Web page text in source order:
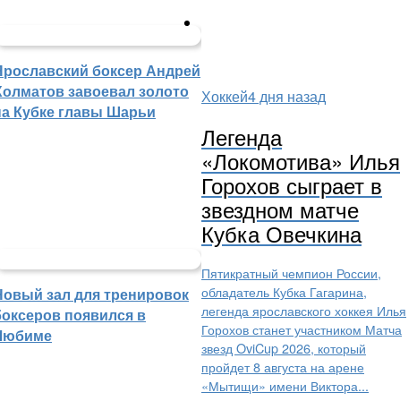
боксер Андрей
завоевал золото
Кубке главы Шарьи
зал для тренировок
появился в
Хоккей4 дня назад
Легенда
«Локомотива» Илья
Горохов сыграет в
звездном матче
Кубка Овечкина
Пятикратный чемпион России,
обладатель Кубка Гагарина,
легенда ярославского хоккея Илья
Горохов станет участником Матча
звезд OviCup 2026, который
пройдет 8 августа на арене
«Мытищи» имени Виктора...